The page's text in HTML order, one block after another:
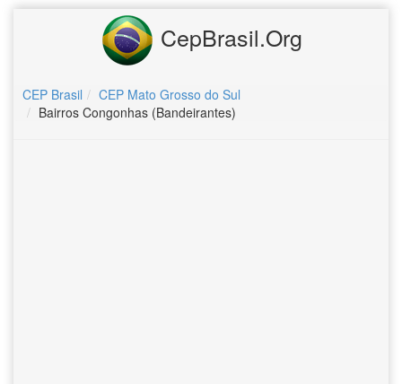
CepBrasil.Org
CEP Brasil
CEP Mato Grosso do Sul
Bairros Congonhas (Bandeirantes)